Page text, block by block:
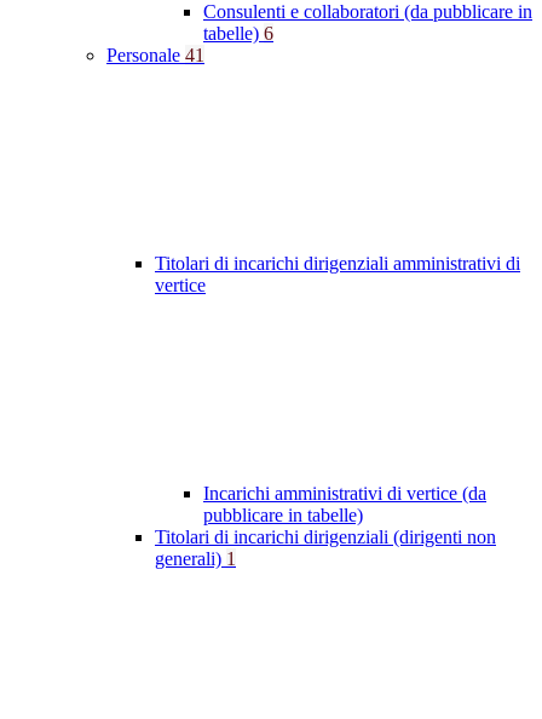
Consulenti e collaboratori (da pubblicare in
tabelle) 6
Personale 41
Titolari di incarichi dirigenziali amministrativi di
vertice
Incarichi amministrativi di vertice (da
pubblicare in tabelle)
Titolari di incarichi dirigenziali (dirigenti non
generali) 1